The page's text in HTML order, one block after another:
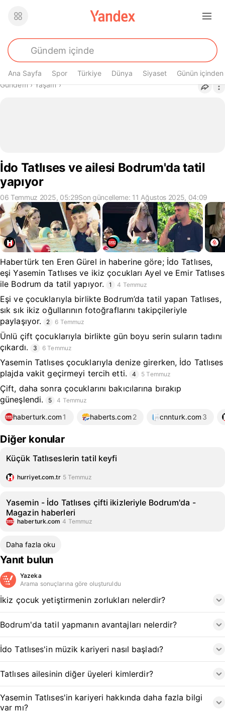
Ana Sayfa Spor Türkiye Dünya Siyaset Günün içinden
Buradasın
Gündem› Yaşam›
İdo Tatlıses ve ailesi Bodrum'da tatil
yapıyor
06 Temmuz 2025, 05:29Son güncelleme: 11 Ağustos 2025, 04:09
Habertürk ten Eren Gürel in haberine göre; İdo Tatlıses,
eşi Yasemin Tatlıses ve ikiz çocukları Ayel ve Emir Tatlıses
ile Bodrum da tatil yapıyor.
1 4 Temmuz
Eşi ve çocuklarıyla birlikte Bodrum’da tatil yapan Tatlıses,
sık sık ikiz oğullarının fotoğraflarını takipçileriyle
paylaşıyor.
2 6 Temmuz
Ünlü çift çocuklarıyla birlikte gün boyu serin suların tadını
çıkardı.
3 6 Temmuz
Yasemin Tatlıses çocuklarıyla denize girerken, İdo Tatlıses
plajda vakit geçirmeyi tercih etti.
4 5 Temmuz
Çift, daha sonra çocuklarını bakıcılarına bırakıp
güneşlendi.
5 4 Temmuz
haberturk.com 1 haberts.com 2 cnnturk.com 3
Diğer konular
Küçük Tatlıseslerin tatil keyfi
hurriyet.com.tr 5 Temmuz
Yasemin - İdo Tatlıses çifti ikizleriyle Bodrum'da -
Magazin haberleri
haberturk.com 4 Temmuz
Daha fazla oku
Yanıt bulun
Yazeka
Arama sonuçlarına göre oluşturuldu
İkiz çocuk yetiştirmenin zorlukları nelerdir?
Bodrum'da tatil yapmanın avantajları nelerdir?
İdo Tatlıses'in müzik kariyeri nasıl başladı?
Tatlıses ailesinin diğer üyeleri kimlerdir?
Yasemin Tatlıses'in kariyeri hakkında daha fazla bilgi
var mı?